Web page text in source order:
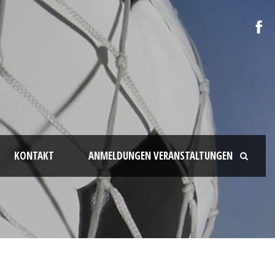
KONTAKT ANMELDUNGEN VERANSTALTUNGEN